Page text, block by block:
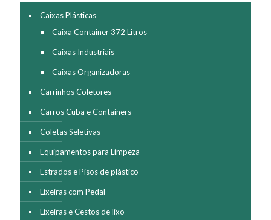
Caixas Plásticas
Caixa Container 372 Litros
Caixas Industriais
Caixas Organizadoras
Carrinhos Coletores
Carros Cuba e Containers
Coletas Seletivas
Equipamentos para Limpeza
Estrados e Pisos de plástico
Lixeiras com Pedal
Lixeiras e Cestos de lixo